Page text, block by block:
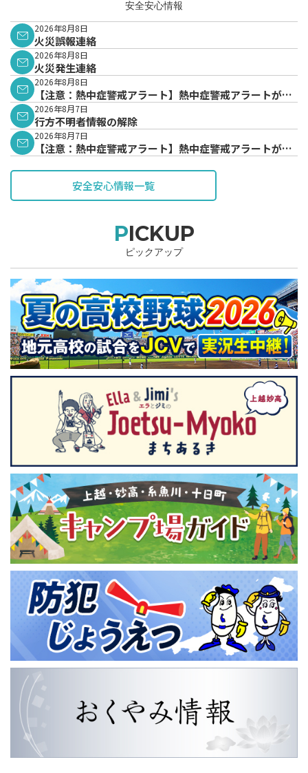
安全安心情報
2026年8月8日
火災誤報連絡
2026年8月8日
火災発生連絡
2026年8月8日
【注意：熱中症警戒アラート】熱中症警戒アラートが発
表されています。
2026年8月7日
行方不明者情報の解除
2026年8月7日
【注意：熱中症警戒アラート】熱中症警戒アラートが発
安全安心情報一覧
PICKUP
ピックアップ